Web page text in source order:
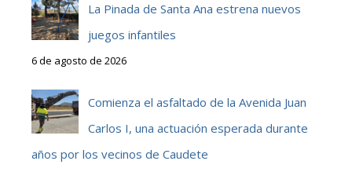
La Pinada de Santa Ana estrena nuevos
juegos infantiles
6 de agosto de 2026
Comienza el asfaltado de la Avenida Juan
Carlos I, una actuación esperada durante
años por los vecinos de Caudete